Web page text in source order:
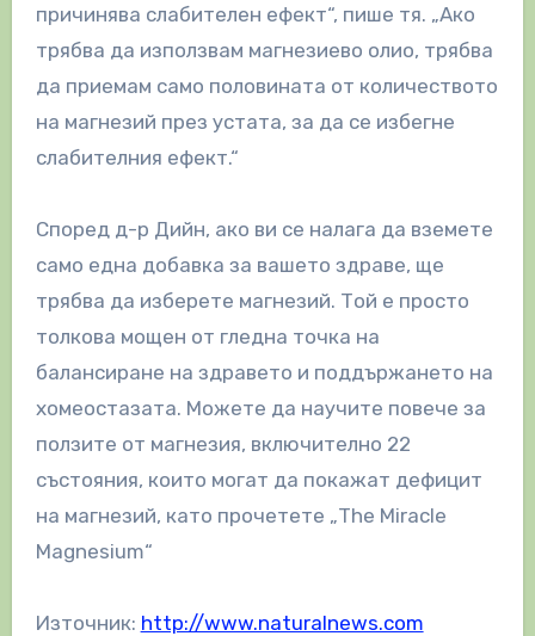
причинява слабителен ефект“, пише тя. „Ако
трябва да използвам магнезиево олио, трябва
да приемам само половината от количеството
на магнезий през устата, за да се избегне
слабителния ефект.“
Според д-р Дийн, ако ви се налага да вземете
само една добавка за вашето здраве, ще
трябва да изберете магнезий. Той е просто
толкова мощен от гледна точка на
балансиране на здравето и поддържането на
хомеостазата. Можете да научите повече за
ползите от магнезия, включително 22
състояния, които могат да покажат дефицит
на магнезий, като прочетете „The Miracle
Magnesium“
Източник: http://www.naturalnews.com